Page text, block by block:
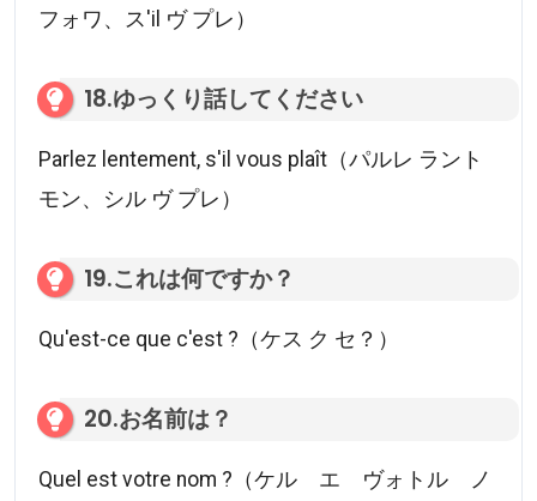
フォワ、ス'il ヴ プレ）
18.ゆっくり話してください
Parlez lentement, s'il vous plaît（パルレ ラント
モン、シル ヴ プレ）
19.これは何ですか？
Qu'est-ce que c'est ?（ケス ク セ？）
20.お名前は？
Quel est votre nom ?（ケル エ ヴォトル ノ